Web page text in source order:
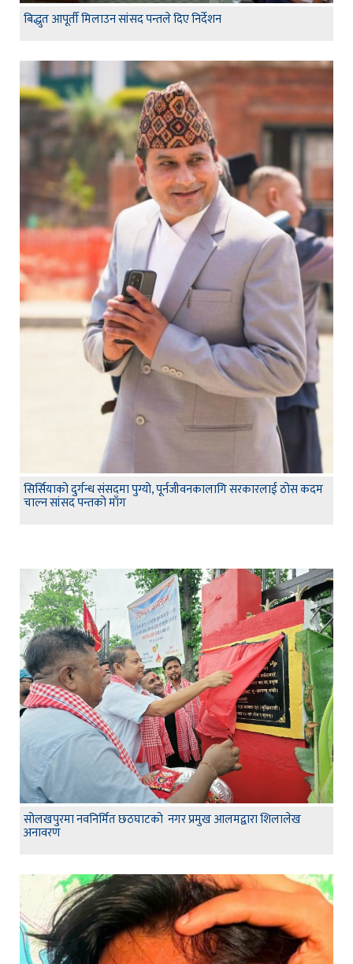
बिद्धुत आपूर्ती मिलाउन सांसद पन्तले दिए निर्देशन
सिर्सियाको दुर्गन्ध संसदमा पुग्यो, पूर्नजीवनकालागि सरकारलाई ठोस कदम
चाल्न सांसद पन्तको माँग
सोलखपुरमा नवनिर्मित छठघाटको नगर प्रमुख आलमद्वारा शिलालेख
अनावरण